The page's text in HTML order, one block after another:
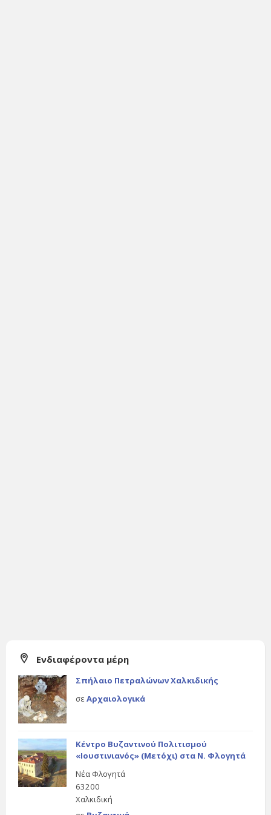
Ενδιαφέροντα μέρη
Σπήλαιο Πετραλώνων Χαλκιδικής
σε Αρχαιολογικά
Κέντρο Βυζαντινού Πολιτισμού
«Ιουστινιανός» (Μετόχι) στα Ν. Φλογητά
Νέα Φλογητά
63200
Χαλκιδική